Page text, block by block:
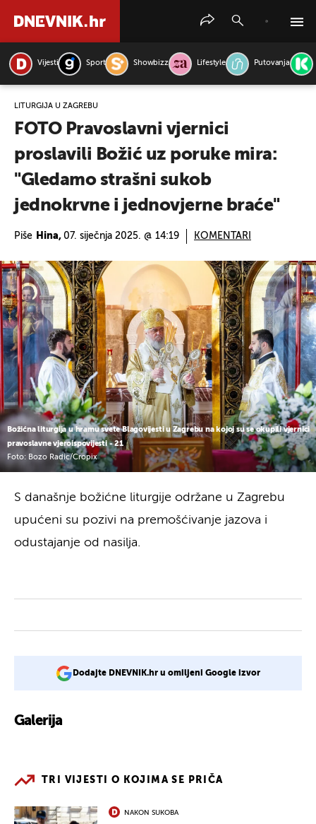
Vijesti Sport Showbizz Lifestyle Putovanja
LITURGIJA U ZAGREBU
FOTO Pravoslavni vjernici
proslavili Božić uz poruke mira:
"Gledamo strašni sukob
jednokrvne i jednovjerne braće"
Piše Hina, 07. siječnja 2025. @ 14:19 KOMENTARI
Božićna liturgija u hramu svete Blagovijesti u Zagrebu na kojoj su se okupili vjernici
pravoslavne vjeroispovijesti - 21
Foto: Bozo Radic/Cropix
S današnje božićne liturgije održane u Zagrebu
upućeni su pozivi na premošćivanje jazova i
odustajanje od nasilja.
Dodajte DNEVNIK.hr u omiljeni Google izvor
Galerija
TRI VIJESTI O KOJIMA SE PRIČA
NAKON SUKOBA
PRETRAŽITE VIJESTI